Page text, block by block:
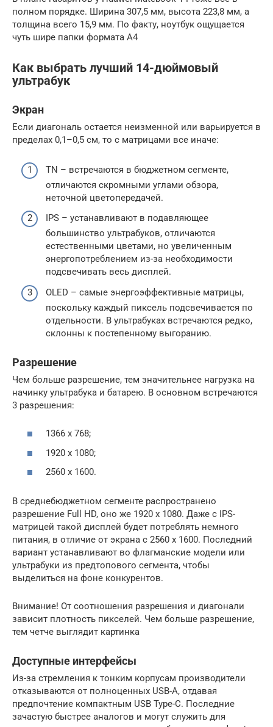
полном порядке. Ширина 307,5 мм, высота 223,8 мм, а
толщина всего 15,9 мм. По факту, ноутбук ощущается
чуть шире папки формата A4
Как выбрать лучший 14-дюймовый
ультрабук
Экран
Если диагональ остается неизменной или варьируется в
пределах 0,1–0,5 см, то с матрицами все иначе:
TN – встречаются в бюджетном сегменте,
отличаются скромными углами обзора,
неточной цветопередачей.
IPS – устанавливают в подавляющее
большинство ультрабуков, отличаются
естественными цветами, но увеличенным
энергопотреблением из-за необходимости
подсвечивать весь дисплей.
OLED – самые энергоэффективные матрицы,
поскольку каждый пиксель подсвечивается по
отдельности. В ультрабуках встречаются редко,
склонны к постепенному выгоранию.
Разрешение
Чем больше разрешение, тем значительнее нагрузка на
начинку ультрабука и батарею. В основном встречаются
3 разрешения:
1366 x 768;
1920 x 1080;
2560 x 1600.
В среднебюджетном сегменте распространено
разрешение Full HD, оно же 1920 x 1080. Даже с IPS-
матрицей такой дисплей будет потреблять немного
питания, в отличие от экрана с 2560 x 1600. Последний
вариант устанавливают во флагманские модели или
ультрабуки из предтопового сегмента, чтобы
выделиться на фоне конкурентов.
Внимание! От соотношения разрешения и диагонали
зависит плотность пикселей. Чем больше разрешение,
тем четче выглядит картинка
Доступные интерфейсы
Из-за стремления к тонким корпусам производители
отказываются от полноценных USB-A, отдавая
предпочтение компактным USB Type-C. Последние
зачастую быстрее аналогов и могут служить для